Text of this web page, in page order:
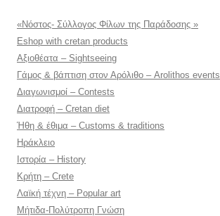
«Νόστος- Σύλλογος Φίλων της Παράδοσης »
Eshop with cretan products
Αξιοθέατα – Sightseeing
Γάμος & βάπτιση στον Αρόλιθο – Arolithos events
Διαγωνισμοί – Contests
Διατροφή – Cretan diet
Ήθη & έθιμα – Customs & traditions
Ηράκλειο
Ιστορία – History
Κρήτη – Crete
Λαϊκή τέχνη – Popular art
Μήτιδα-Πολύτροπη Γνώση